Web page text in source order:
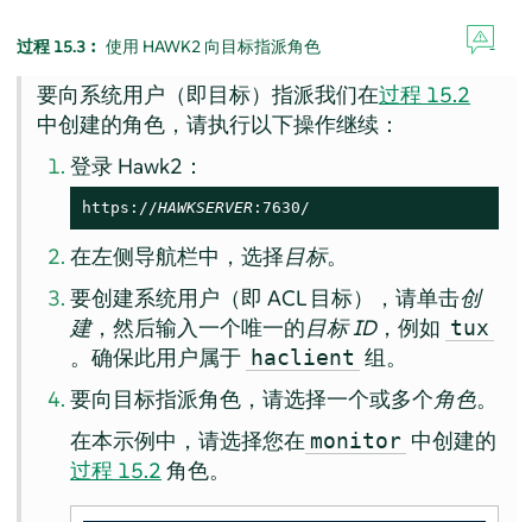
过程 15.3︰ 使用 HAWK2 向目标指派角色
要向系统用户（即目标）指派我们在过程 15.2
中创建的角色，请执行以下操作继续：
登录 Hawk2：
https://HAWKSERVER :7630/
在左侧导航栏中，选择目标。
要创建系统用户（即 ACL 目标），请单击创
建，然后输入一个唯一的目标 ID，例如 tux
。确保此用户属于 haclient 组。
要向目标指派角色，请选择一个或多个角色。
在本示例中，请选择您在 monitor 中创建的
过程 15.2 角色。